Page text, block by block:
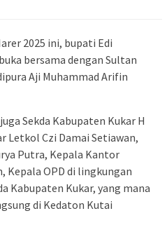
2025 ini, bupati Edi
bersama dengan Sultan
Aji Muhammad Arifin
Sekda Kabupaten Kukar H
Letkol Czi Damai Setiawan,
Putra, Kepala Kantor
Kepala OPD di lingkungan
Kabupaten Kukar, yang mana
di Kedaton Kutai